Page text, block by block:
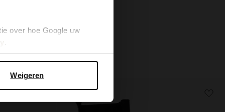
over hoe Google uw
Weigeren